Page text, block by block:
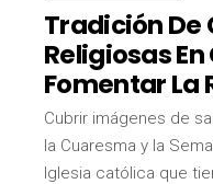
Tradición De
Religiosas
Fomentar La
Cubrir imágenes de
la Cuaresma y la
Iglesia católica que